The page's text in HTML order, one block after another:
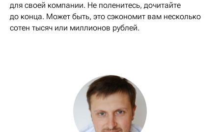
для своей компании. Не поленитесь, дочитайте
до конца. Может быть, это сэкономит вам несколько
сотен тысяч или миллионов рублей.